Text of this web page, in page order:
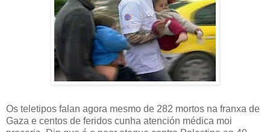
Os teletipos falan agora mesmo de 282 mortos na franxa de
Gaza e centos de feridos cunha atención médica moi